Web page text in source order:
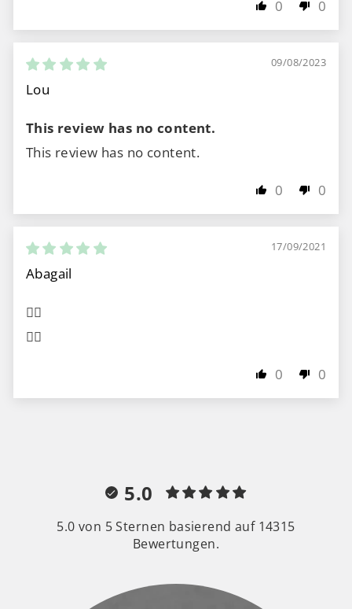
0 0
09/08/2023
Lou
This review has no content.
This review has no content.
0 0
17/09/2021
Abagail
👍🏻
👍🏻
0 0
5.0
5.0 von 5 Sternen basierend auf 14315
Bewertungen.